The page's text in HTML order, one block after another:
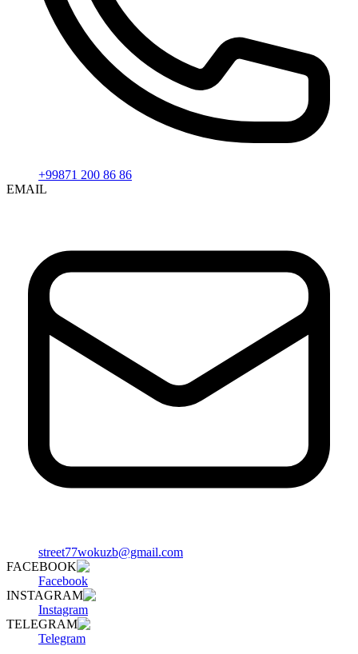
+99871 200 86 86
EMAIL
street77wokuzb@gmail.com
FACEBOOK
Facebook
INSTAGRAM
Instagram
TELEGRAM
Telegram